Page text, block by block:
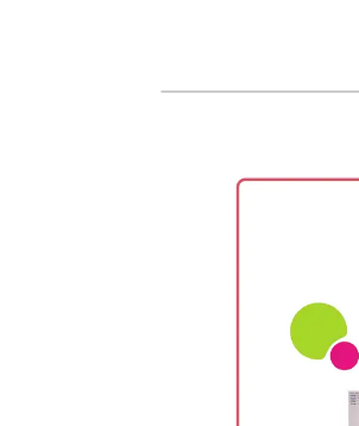
大きい苗を植
くるみを入れる
細かい苗で隙
ココヤシファ